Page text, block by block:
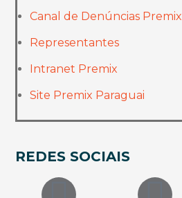
Canal de Denúncias Premix
Representantes
Intranet Premix
Site Premix Paraguai
REDES SOCIAIS